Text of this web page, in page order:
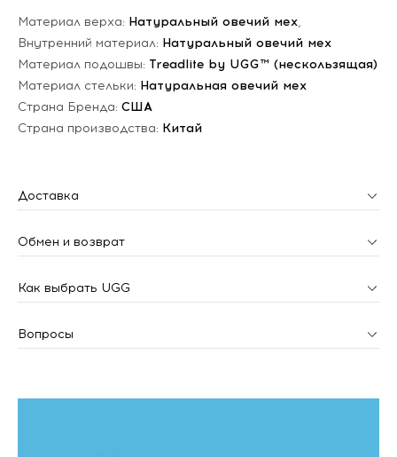
Материал верха: Натуральный овечий мех,
Внутренний материал: Натуральный овечий мех
Материал подошвы: Treadlite by UGG™ (нескользящая)
Материал стельки: Натуральная овечий мех
Страна Бренда: США
Страна производства: Китай
Доставка
Обмен и возврат
Как выбрать UGG
Вопросы